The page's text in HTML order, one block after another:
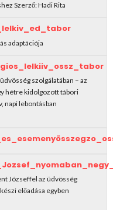
Szerző: Hadi Rita
adaptációja
szolgálatában – az
hétre kidolgozott tábori
napi lebontásban
Józseffel az üdvösség
előadása egyben